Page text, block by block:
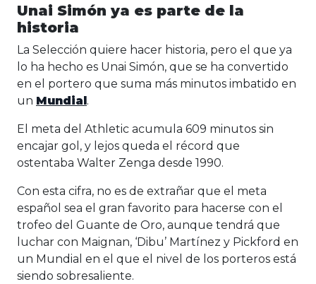
Unai Simón ya es parte de la
historia
La Selección quiere hacer historia, pero el que ya
lo ha hecho es Unai Simón, que se ha convertido
en el portero que suma más minutos imbatido en
un Mundial .
El meta del Athletic acumula 609 minutos sin
encajar gol, y lejos queda el récord que
ostentaba Walter Zenga desde 1990.
Con esta cifra, no es de extrañar que el meta
español sea el gran favorito para hacerse con el
trofeo del Guante de Oro, aunque tendrá que
luchar con Maignan, ‘Dibu’ Martínez y Pickford en
un Mundial en el que el nivel de los porteros está
siendo sobresaliente.